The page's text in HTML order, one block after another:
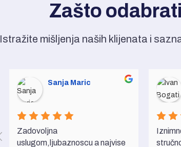
Zašto
Istražite mišljenja naših klijenata i
Sanja Maric
Zadovoljna
uslugom,ljubaznoscu a najvise